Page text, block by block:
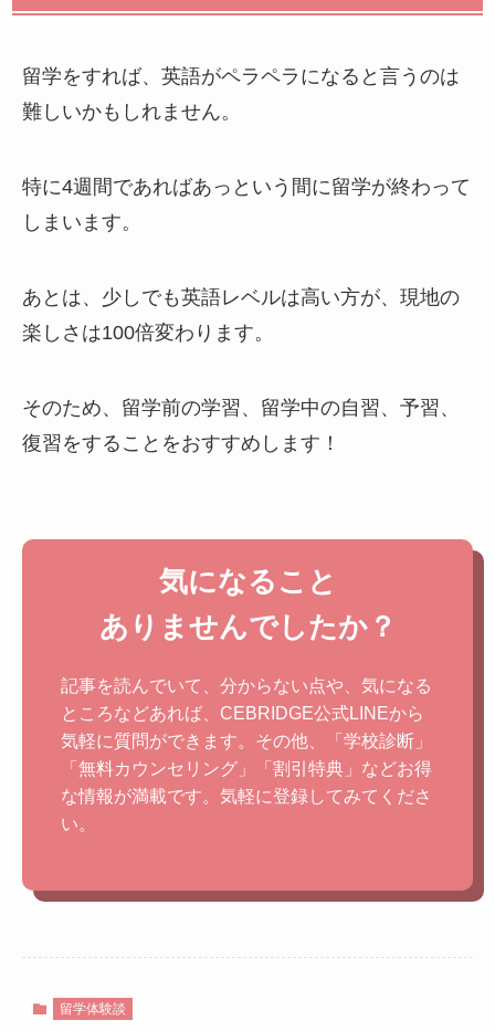
留学をすれば、英語がペラペラになると言うのは
難しいかもしれません。
特に4週間であればあっという間に留学が終わって
しまいます。
あとは、少しでも英語レベルは高い方が、現地の
楽しさは100倍変わります。
そのため、留学前の学習、留学中の自習、予習、
復習をすることをおすすめします！
気になること
ありませんでしたか？
記事を読んでいて、分からない点や、気になる
ところなどあれば、CEBRIDGE公式LINEから
気軽に質問ができます。その他、「学校診断」
「無料カウンセリング」「割引特典」などお得
な情報が満載です。気軽に登録してみてくださ
い。
留学体験談